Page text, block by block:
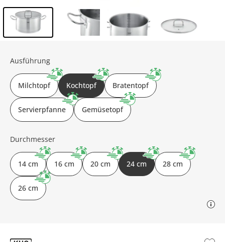
Ausführung
Milchtopf Kochtopf Bratentopf
Servierpfanne Gemüsetopf
Durchmesser
14 cm 16 cm 20 cm 24 cm 28 cm
26 cm